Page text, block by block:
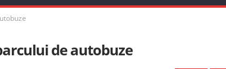
de autobuze